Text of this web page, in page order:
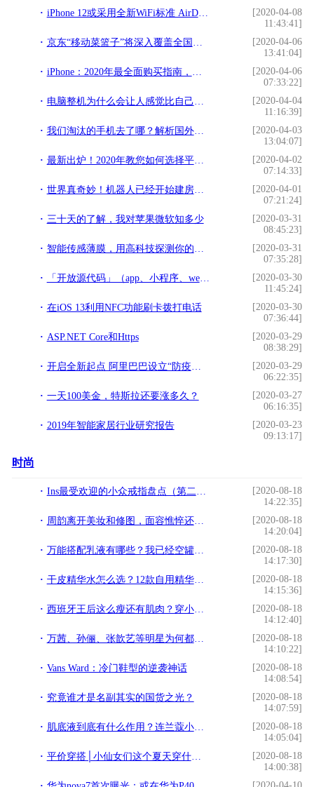
iPhone 12或采用全新WiFi标准 AirDrop性能大提升？
[2020-04-08
11:43:41]
京东“移动菜篮子”将深入覆盖全国多地市
[2020-04-06
13:41:04]
iPhone：2020年最全面购买指南，哪个最适合你？（下）
[2020-04-06
07:33:22]
电脑整机为什么会让人感觉比自己配便宜
[2020-04-04
11:16:39]
我们淘汰的手机去了哪？解析国外二手手机市场
[2020-04-03
13:04:07]
最新出炉！2020年教您如何选择平板电脑：从而不必花不该花的钱
[2020-04-02
07:14:33]
世界真奇妙！机器人已经开始建房子了！未来想搬砖都没人要了……
[2020-04-01
07:21:24]
三十天的了解，我对苹果微软知多少
[2020-03-31
08:45:23]
智能传感薄膜，用高科技探测你的睡眠
[2020-03-31
07:35:28]
「开放源代码」（app、小程序、web）题库系统
[2020-03-30
11:45:24]
在iOS 13利用NFC功能刷卡拨打电话
[2020-03-30
07:36:44]
ASP.NET Core和Https
[2020-03-29
08:38:29]
开启全新起点 阿里巴巴设立“防疫直采全球寻源平台”
[2020-03-29
06:22:35]
一天100美金，特斯拉还要涨多久？
[2020-03-27
06:16:35]
2019年智能家居行业研究报告
[2020-03-23
09:13:17]
时尚
Ins最受欢迎的小众戒指盘点（第二弹）
[2020-08-18
14:22:35]
周韵离开美妆和修图，面容憔悴还很黑，私底下也就一普通女生
[2020-08-18
14:20:04]
万能搭配乳液有哪些？我已经空罐无数次了
[2020-08-18
14:17:30]
干皮精华水怎么选？12款自用精华水测评 | 避免盲目跟风
[2020-08-18
14:15:36]
西班牙王后这么瘦还有肌肉？穿小白裙抬手二头肌发达，锁骨无敌了
[2020-08-18
14:12:40]
万茜、孙俪、张歆艺等明星为何都留短发？因为留长发你会爱上她们
[2020-08-18
14:10:22]
Vans Ward：冷门鞋型的逆袭神话
[2020-08-18
14:08:54]
究竟谁才是名副其实的国货之光？
[2020-08-18
14:07:59]
肌底液到底有什么作用？连兰蔻小黑瓶也成了“智商税”？
[2020-08-18
14:05:04]
平价穿搭│小仙女们这个夏天穿什么好看？！
[2020-08-18
14:00:38]